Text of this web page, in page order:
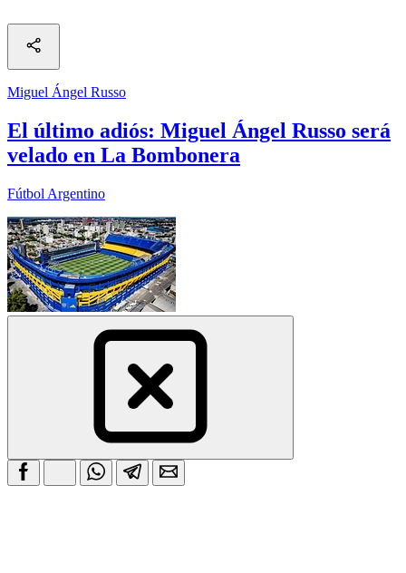
Miguel Ángel Russo
El último adiós: Miguel Ángel Russo será
velado en La Bombonera
Fútbol Argentino